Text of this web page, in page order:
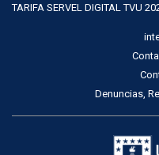
TARIFA SERVEL DIGITAL TVU
Denuncias,